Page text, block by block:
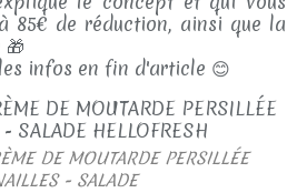
85€ de réduction, ainsi que la
infos en fin d'article 😊
DE MOUTARDE PERSILLÉE
- SALADE